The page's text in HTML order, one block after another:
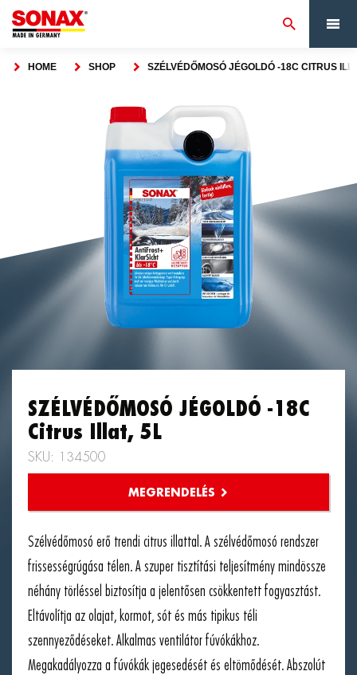
HOME SHOP SZÉLVÉDŐMOSÓ JÉGOLDÓ -18C CITRUS
SZÉLVÉDŐMOSÓ JÉGOLDÓ -18C
Citrus Illat, 5L
SKU: 134500
Szélvédőmosó erő trendi citrus illattal. A szélvédőmosó rendszer
frissességrúgása télen. A szuper tisztítási teljesítmény mindössze
néhány törléssel biztosítja a jelentősen csökkentett fogyasztást.
Eltávolítja az olajat, kormot, sót és más tipikus téli
szennyeződéseket. Alkalmas ventilátor fúvókákhoz.
Megakadályozza a fúvókák jegesedését és eltömődését. Abszolút